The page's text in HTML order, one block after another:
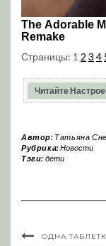
Страницы: 1 2 3 4
Читайте
Автор: Татьяна
Рубрика:Новости
Тэги: дети
ОДНА